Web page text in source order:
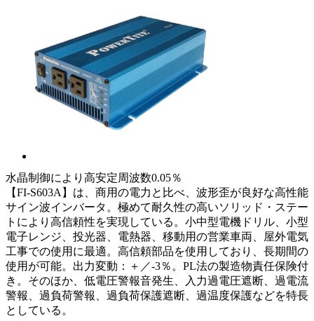
水晶制御により高安定周波数0.05％
【FI-S603A】は、商用の電力と比べ、波形歪が良好な高性能
サイン波インバータ。極めて耐久性の高いソリッド・ステー
トにより高信頼性を実現している。小中型電機ドリル、小型
電子レンジ、投光器、電熱器、移動用の営業車両、屋外電気
工事での使用に最適。高信頼部品を使用しており、長期間の
使用が可能。出力変動：＋／-3％。PL法の製造物責任保険付
き。そのほか、低電圧警報音発生、入力過電圧遮断、過電流
警報、過負荷警報、過負荷保護遮断、過温度保護などを特長
としている。